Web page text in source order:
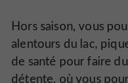
Hors saison, vous
alentours du lac,
de santé pour faire
détente, où vous